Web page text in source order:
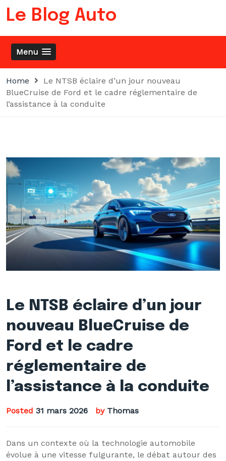
Skip
Le Blog Auto
Menu
Home
Le NTSB éclaire d’un jour nouveau
BlueCruise de Ford et le cadre réglementaire de
l’assistance à la conduite
Le NTSB éclaire d’un jour
nouveau BlueCruise de
Ford et le cadre
réglementaire de
l’assistance à la conduite
Posted 31 mars 2026 by Thomas
Dans un contexte où la technologie automobile
évolue à une vitesse fulgurante, le débat autour des